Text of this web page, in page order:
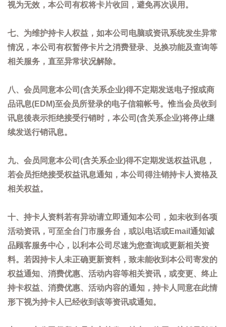
视为无效，本公司有权将卡片收回，避免再次误用。
七、为维护持卡人权益，如本公司电脑或资讯系统发生异常
情况，本公司有权暂停卡片之消费登录、兑换功能及查询等
相关服务，直至异常状况解除。
八、会员同意本公司(含关系企业)得不定期发送电子报或商
品讯息(EDM)至会员所登录的电子信箱帐号。惟当会员收到
讯息後表示拒绝接受行销时，本公司(含关系企业)将停止继
续发送行销讯息。
九、会员同意本公司(含关系企业)得不定期发送权益讯息，
若会员拒绝接受权益讯息通知，本公司得注销持卡人资格及
相关权益。
十、持卡人资料若有异动请立即通知本公司，如未收到各项
活动资讯，可至全台门市服务台，或以电话或Email通知诚
品顾客服务中心，以利本公司尽速为您查询或更新相关资
料。若因持卡人未正确更新资料，致未能收到本公司寄发的
权益通知、消费优惠、活动内容等相关资讯，或变更、终止
持卡权益、消费优惠、活动内容的通知，持卡人同意在此情
形下视为持卡人已经收到该等资讯或通知。